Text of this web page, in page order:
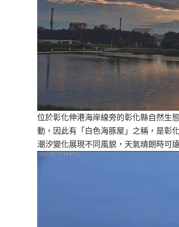
位於彰化伸港海岸線旁的彰化縣自然生
動，因此有「白色海豚屋」之稱，是彰
潮汐變化展現不同風貌，天氣晴朗時可